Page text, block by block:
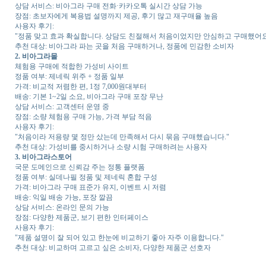
상담 서비스: 비아그라 구매 전화·카카오톡 실시간 상담 가능
장점: 초보자에게 복용법 설명까지 제공, 후기 많고 재구매율 높음
사용자 후기:
"정품 맞고 효과 확실합니다. 상담도 친절해서 처음이었지만 안심하고 구매했어
추천 대상: 비아그라 파는 곳을 처음 구매하거나, 정품에 민감한 소비자
2. 비아그라몰
체험용 구매에 적합한 가성비 사이트
정품 여부: 제네릭 위주 + 정품 일부
가격: 비교적 저렴한 편, 1정 7,000원대부터
배송: 기본 1~2일 소요, 비아그라 구매 포장 무난
상담 서비스: 고객센터 운영 중
장점: 소량 체험용 구매 가능, 가격 부담 적음
사용자 후기:
"처음이라 저용량 몇 정만 샀는데 만족해서 다시 묶음 구매했습니다."
추천 대상: 가성비를 중시하거나 소량 시험 구매하려는 사용자
3. 비아그라스토어
국문 도메인으로 신뢰감 주는 정통 플랫폼
정품 여부: 실데나필 정품 및 제네릭 혼합 구성
가격: 비아그라 구매 표준가 유지, 이벤트 시 저렴
배송: 익일 배송 가능, 포장 깔끔
상담 서비스: 온라인 문의 가능
장점: 다양한 제품군, 보기 편한 인터페이스
사용자 후기:
"제품 설명이 잘 되어 있고 한눈에 비교하기 좋아 자주 이용합니다."
추천 대상: 비교하며 고르고 싶은 소비자, 다양한 제품군 선호자